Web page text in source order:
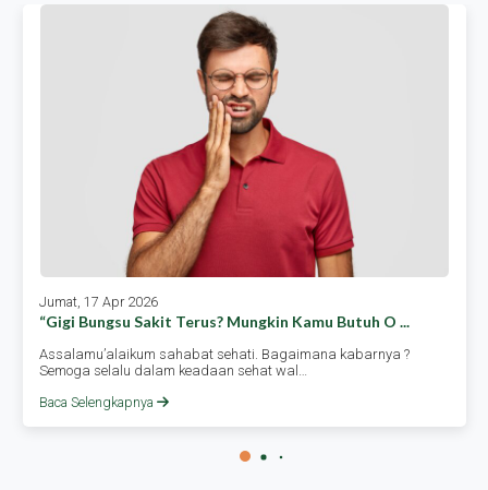
Jumat, 17 Apr 2026
“gigi Bungsu Sakit Terus? Mungkin Kamu Butuh O ...
Assalamu’alaikum sahabat sehati. Bagaimana kabarnya ?
Semoga selalu dalam keadaan sehat wal…
Baca Selengkapnya